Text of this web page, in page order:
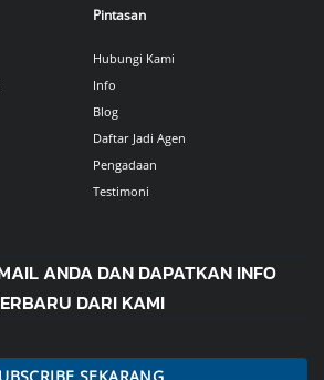
Pintasan
Hubungi Kami
Info
Blog
Daftar Jadi Agen
Pengadaan
Testimoni
ANDA DAN DAPATKAN INFO
DARI KAMI